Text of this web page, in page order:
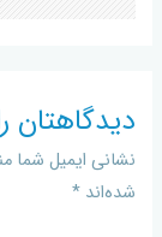
دیدگاهتان
نشانی ایمیل شما
شده‌اند*